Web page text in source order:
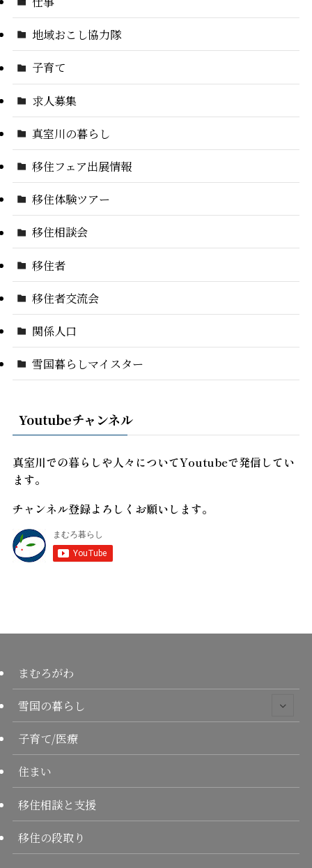
地域おこし協力隊
子育て
求人募集
真室川の暮らし
移住フェア出展情報
移住体験ツアー
移住相談会
移住者
移住者交流会
関係人口
雪国暮らしマイスター
Youtubeチャンネル
真室川での暮らしや人々についてYoutubeで発信してい
ます。
チャンネル登録よろしくお願いします。
まむろがわ
雪国の暮らし
子育て/医療
住まい
移住相談と支援
移住の段取り